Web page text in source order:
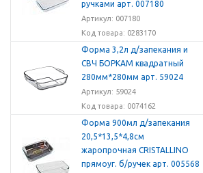
ручками арт. 007180
Артикул: 007180
Код товара: 0283170
Форма 3,2л д/запекания и
СВЧ БОРКАМ квадратный
280мм*280мм арт. 59024
Артикул: 59024
Код товара: 0074162
Форма 900мл д/запекания
20,5*13,5*4,8см
жаропрочная CRISTALLINO
прямоуг. б/ручек арт. 005568